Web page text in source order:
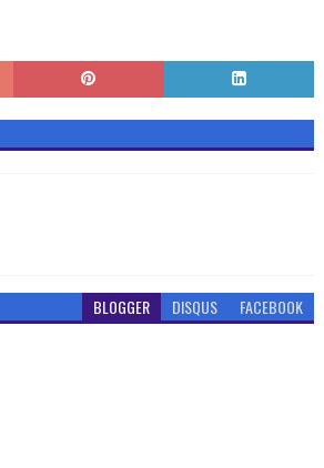
BLOGGER DISQUS FACEBOOK